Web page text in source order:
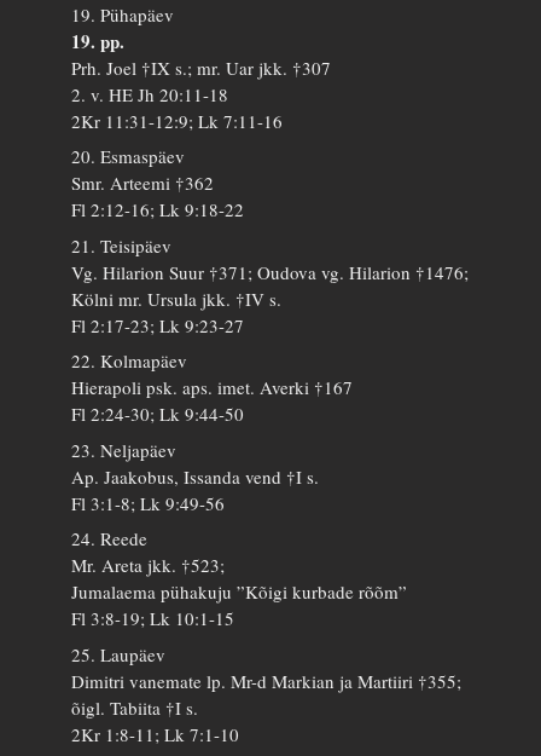
19. Pühapäev
19. pp.
Prh. Joel †IX s.; mr. Uar jkk. †307
2. v. HE Jh 20:11-18
2Kr 11:31-12:9; Lk 7:11-16
20. Esmaspäev
Smr. Arteemi †362
Fl 2:12-16; Lk 9:18-22
21. Teisipäev
Vg. Hilarion Suur †371; Oudova vg. Hilarion †1476;
Kölni mr. Ursula jkk. †IV s.
Fl 2:17-23; Lk 9:23-27
22. Kolmapäev
Hierapoli psk. aps. imet. Averki †167
Fl 2:24-30; Lk 9:44-50
23. Neljapäev
Ap. Jaakobus, Issanda vend †I s.
Fl 3:1-8; Lk 9:49-56
24. Reede
Mr. Areta jkk. †523;
Jumalaema pühakuju ”Kõigi kurbade rõõm”
Fl 3:8-19; Lk 10:1-15
25. Laupäev
Dimitri vanemate lp. Mr-d Markian ja Martiiri †355;
õigl. Tabiita †I s.
2Kr 1:8-11; Lk 7:1-10